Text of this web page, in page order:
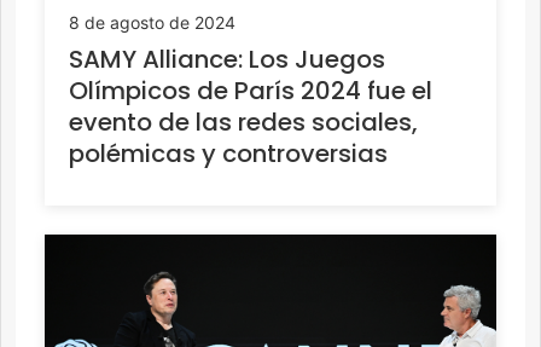
8 de agosto de 2024
SAMY Alliance: Los Juegos
Olímpicos de París 2024 fue el
evento de las redes sociales,
polémicas y controversias